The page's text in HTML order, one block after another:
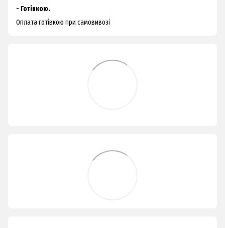
- Готівкою.
Оплата готівкою при самовивозі